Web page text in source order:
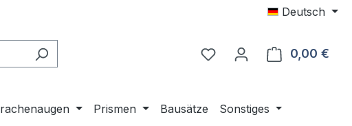
Deutsch
0,00 €
Prismen Bausätze Sonstiges